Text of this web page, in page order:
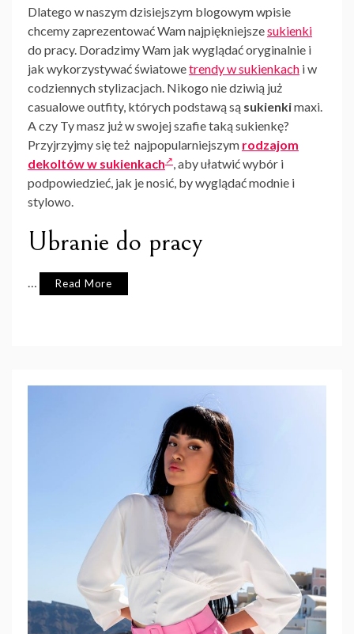
Dlatego w naszym dzisiejszym blogowym wpisie
chcemy zaprezentować Wam najpiękniejszesukienki
do pracy. Doradzimy Wam jak wyglądać oryginalnie i
jak wykorzystywać światowetrendy w sukienkach i w
codziennych stylizacjach. Nikogo nie dziwią już
casualowe outfity, których podstawą są sukienkimaxi.
A czy Ty masz już w swojej szafie taką sukienkę?
Przyjrzyjmy się też najpopularniejszym rodzajom
dekoltów w sukienkach
, aby ułatwić wybór i
podpowiedzieć, jak je nosić, by wyglądać modnie i
stylowo.
Ubranie do pracy
Read More